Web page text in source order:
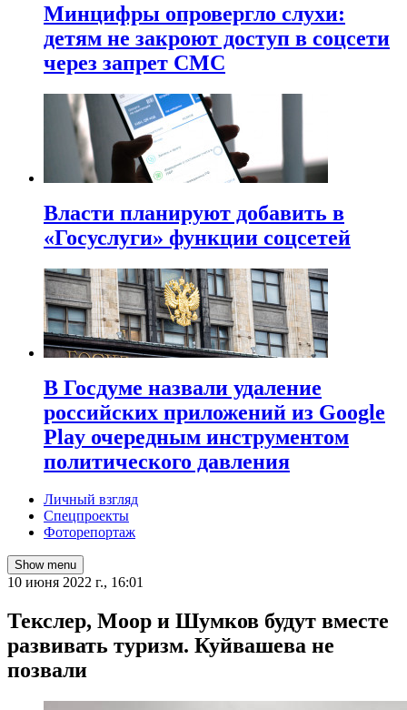
Минцифры опровергло слухи:
детям не закроют доступ в соцсети
через запрет СМС
Власти планируют добавить в
«Госуслуги» функции соцсетей
В Госдуме назвали удаление
российских приложений из Google
Play очередным инструментом
политического давления
Личный взгляд
Спецпроекты
Фоторепортаж
Show menu
10 июня 2022 г., 16:01
Текслер, Моор и Шумков будут вместе
развивать туризм. Куйвашева не
позвали